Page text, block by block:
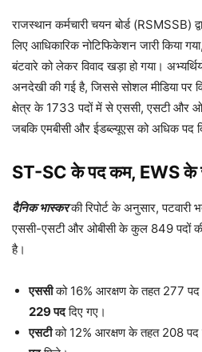
राजस्थान कर्मचारी चयन बोर्ड (RSMSSB)
लिए आधिकारिक नोटिफिकेशन जारी किया
बंटवारे को लेकर विवाद खड़ा हो गया।
अनदेखी की गई है, जिससे सोशल मीडिया पर
क्षेत्र के 1733 पदों में से एससी, एसटी और
जबकि एमबीसी और ईडब्ल्यूएस को अधिक पद
ST-SC के पद कम, EWS के
दैनिक भास्करकी रिपोर्ट के अनुसार,
एससी-एसटी और ओबीसी के कुल 849 पदों
है।
एससीको 16% आरक्षण के तहत 277 पद
229 पददिए गए।
एसटीको 12% आरक्षण के तहत 208 पद